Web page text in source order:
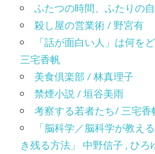
ふたつの時間、ふたりの
殺し屋の営業術 / 野宮有
「話が面白い人」は何を
三宅香帆
美食倶楽部 / 林真理子
禁煙小説 / 垣谷美雨
考察する若者たち/ 三宅香
「脳科学／脳科学が教え
き残る方法」 中野信子 , ひろ